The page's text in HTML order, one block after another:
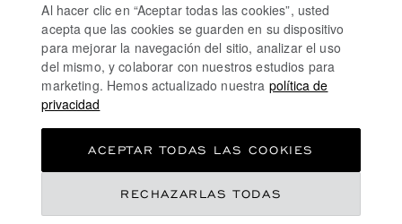
SUSCRIBIRSE AL BOLETÍN
POLÍTICA DE COOKIES
Al hacer clic en “Aceptar todas las cookies”, usted
acepta que las cookies se guarden en su dispositivo
para mejorar la navegación del sitio, analizar el uso
del mismo, y colaborar con nuestros estudios para
marketing. Hemos actualizado nuestra política de
privacidad
RECHAZARLAS TODAS
ACEPTAR TODAS LAS COOKIES